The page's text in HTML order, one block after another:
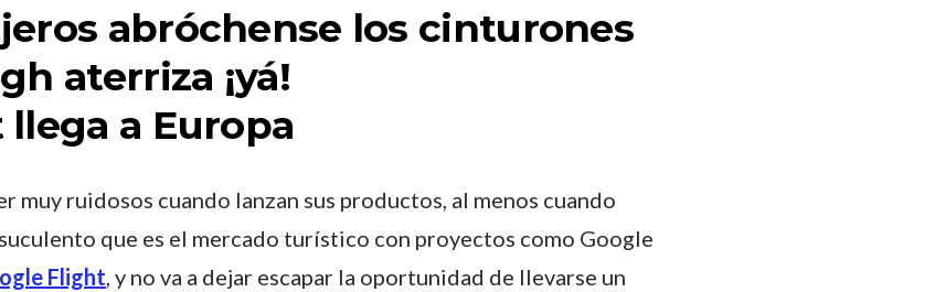
abróchense los cinturones
aterriza ¡yá!
muy ruidosos cuando lanzan sus productos, al menos cuando
que es el mercado turístico con proyectos como Google
Flight, y no va a dejar escapar la oportunidad de llevarse un